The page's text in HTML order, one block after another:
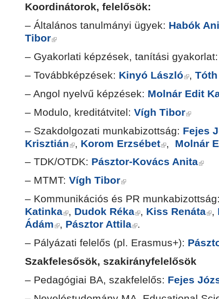
Koordinátorok, felelősök:
– Általános tanulmányi ügyek: Habók
Tibor
– Gyakorlati képzések, tanítási
– Továbbképzések: Kinyó László ,
– Angol nyelvű képzések: Molnár Edit
– Modulo, kreditátvitel: Vígh Tibor
– Szakdolgozati munkabizottság: Fejes
Krisztián , Korom Erzsébet , Molnár
– TDK/OTDK: Pásztor-Kovács Anita
– MTMT: Vígh Tibor
– Kommunikációs és PR
Katinka , Dudok Réka , Kiss Renáta ,
Ádám , Pásztor Attila .
– Pályázati felelős (pl. Erasmus+):
Szakfelesősök, szakirányfelelősök
– Pedagógiai BA, szakfelelős: Fejes